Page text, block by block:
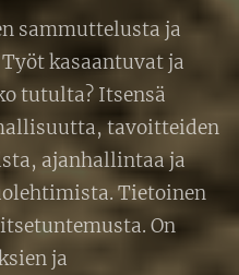
sammuttelusta ja
kasaantuvat ja
tutulta? Itsensä
tavoitteiden
ajanhallintaa ja
Tietoinen
On
ja